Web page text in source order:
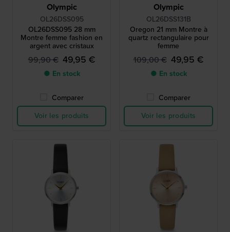
Olympic
OL26DSS095
OL26DSS095 28 mm
Montre femme fashion en
argent avec cristaux
99,90 € 49,95 €
● En stock
Comparer
Voir les produits
Olympic
OL26DSS131B
Oregon 21 mm Montre à
quartz rectangulaire pour
femme
109,00 € 49,95 €
● En stock
Comparer
Voir les produits